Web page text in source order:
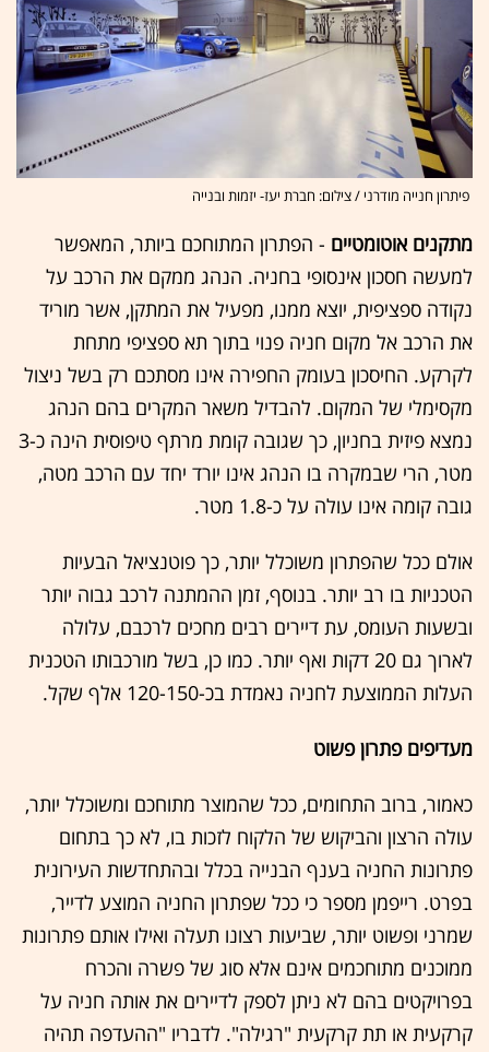
פיתרון חנייה מודרני / צילום: חברת יעז- יזמות ובנייה
מתקנים אוטומטיים - הפתרון המתוחכם ביותר, המאפשר
למעשה חסכון אינסופי בחניה. הנהג ממקם את הרכב על
נקודה ספציפית, יוצא ממנו, מפעיל את המתקן, אשר מוריד
את הרכב אל מקום חניה פנוי בתוך תא ספציפי מתחת
לקרקע. החיסכון בעומק החפירה אינו מסתכם רק בשל ניצול
מקסימלי של המקום. להבדיל משאר המקרים בהם הנהג
נמצא פיזית בחניון, כך שגובה קומת מרתף טיפוסית הינה כ-3
מטר, הרי שבמקרה בו הנהג אינו יורד יחד עם הרכב מטה,
גובה קומה אינו עולה על כ-1.8 מטר.
אולם ככל שהפתרון משוכלל יותר, כך פוטנציאל הבעיות
הטכניות בו רב יותר. בנוסף, זמן ההמתנה לרכב גבוה יותר
ובשעות העומס, עת דיירים רבים מחכים לרכבם, עלולה
לארוך גם 20 דקות ואף יותר. כמו כן, בשל מורכבותו הטכנית
העלות הממוצעת לחניה נאמדת בכ-120-150 אלף שקל.
מעדיפים פתרון פשוט
כאמור, ברוב התחומים, ככל שהמוצר מתוחכם ומשוכלל יותר,
עולה הרצון והביקוש של הלקוח לזכות בו, לא כך בתחום
פתרונות החניה בענף הבנייה בכלל ובהתחדשות העירונית
בפרט. רייפמן מספר כי ככל שפתרון החניה המוצע לדייר,
שמרני ופשוט יותר, שביעות רצונו תעלה ואילו אותם פתרונות
ממוכנים מתוחכמים אינם אלא סוג של פשרה והכרח
בפרויקטים בהם לא ניתן לספק לדיירים את אותה חניה על
קרקעית או תת קרקעית "רגילה". לדבריו "ההעדפה תהיה